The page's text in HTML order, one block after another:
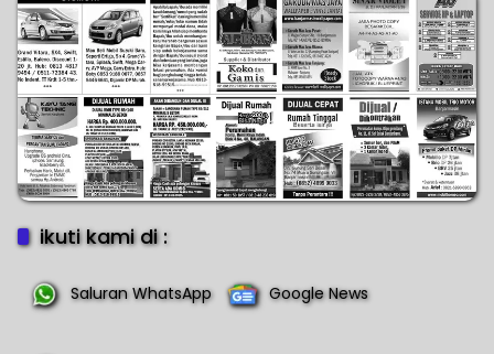
ikuti kami di :
Saluran WhatsApp Google News